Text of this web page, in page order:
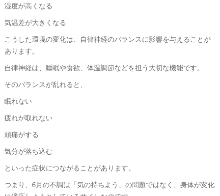
湿度が高くなる
気温差が大きくなる
こうした環境の変化は、自律神経のバランスに影響を与えることが
あります。
自律神経は、睡眠や食欲、体温調節などを担う大切な機能です。
そのバランスが乱れると、
眠れない
疲れが取れない
頭痛がする
気分が落ち込む
といった症状につながることがあります。
つまり、6月の不調は「気の持ちよう」の問題ではなく、身体が変化